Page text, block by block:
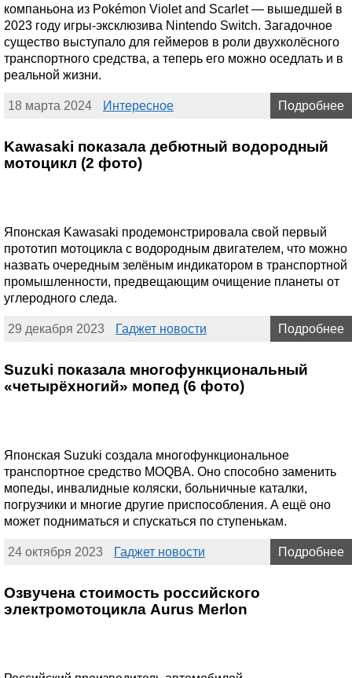
компаньона из Pokémon Violet and Scarlet — вышедшей в
2023 году игры-эксклюзива Nintendo Switch. Загадочное
существо выступало для геймеров в роли двухколёсного
транспортного средства, а теперь его можно оседлать и в
реальной жизни.
18 марта 2024 Интересное Подробнее
Kawasaki показала дебютный водородный
мотоцикл (2 фото)
Японская Kawasaki продемонстрировала свой первый
прототип мотоцикла с водородным двигателем, что можно
назвать очередным зелёным индикатором в транспортной
промышленности, предвещающим очищение планеты от
углеродного следа.
29 декабря 2023 Гаджет новости Подробнее
Suzuki показала многофункциональный
«четырёхногий» мопед (6 фото)
Японская Suzuki создала многофункциональное
транспортное средство MOQBA. Оно способно заменить
мопеды, инвалидные коляски, больничные каталки,
погрузчики и многие другие приспособления. А ещё оно
может подниматься и спускаться по ступенькам.
24 октября 2023 Гаджет новости Подробнее
Озвучена стоимость российского
электромотоцикла Aurus Merlon